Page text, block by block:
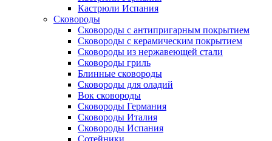
Кастрюли Испания
Сковороды
Сковороды с антипригарным покрытием
Сковороды с керамическим покрытием
Сковороды из нержавеющей стали
Сковороды гриль
Блинные сковороды
Сковороды для оладий
Вок сковороды
Сковороды Германия
Сковороды Италия
Сковороды Испания
Сотейники